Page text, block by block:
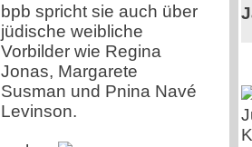
bpb spricht sie auch über
jüdische weibliche
Vorbilder wie Regina
Jonas, Margarete
Susman und Pnina Navé
Levinson.